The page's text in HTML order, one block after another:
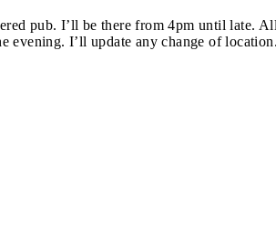
pub. I’ll be there from 4pm until late.
evening. I’ll update any change of